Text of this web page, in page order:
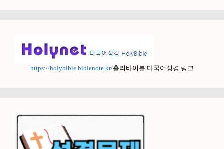
https://holybible.biblenote.kr/홀리바이블 다국어성경 링크